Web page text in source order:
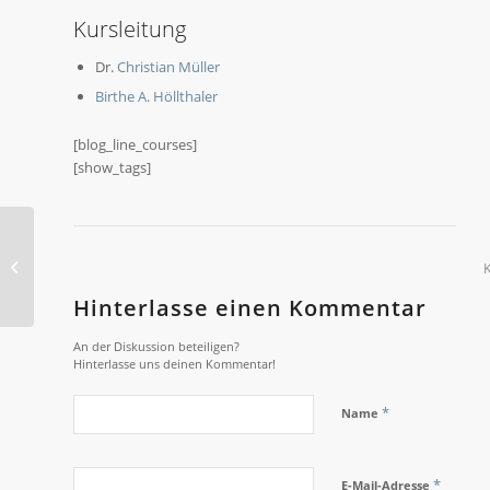
Kursleitung
Dr.Christian Müller
Birthe A. Höllthaler
[blog_line_courses]
[show_tags]
Hinterlasse einen Kommentar
An der Diskussion beteiligen?
Hinterlasse uns deinen Kommentar!
Name *
E-Mail-Adresse *